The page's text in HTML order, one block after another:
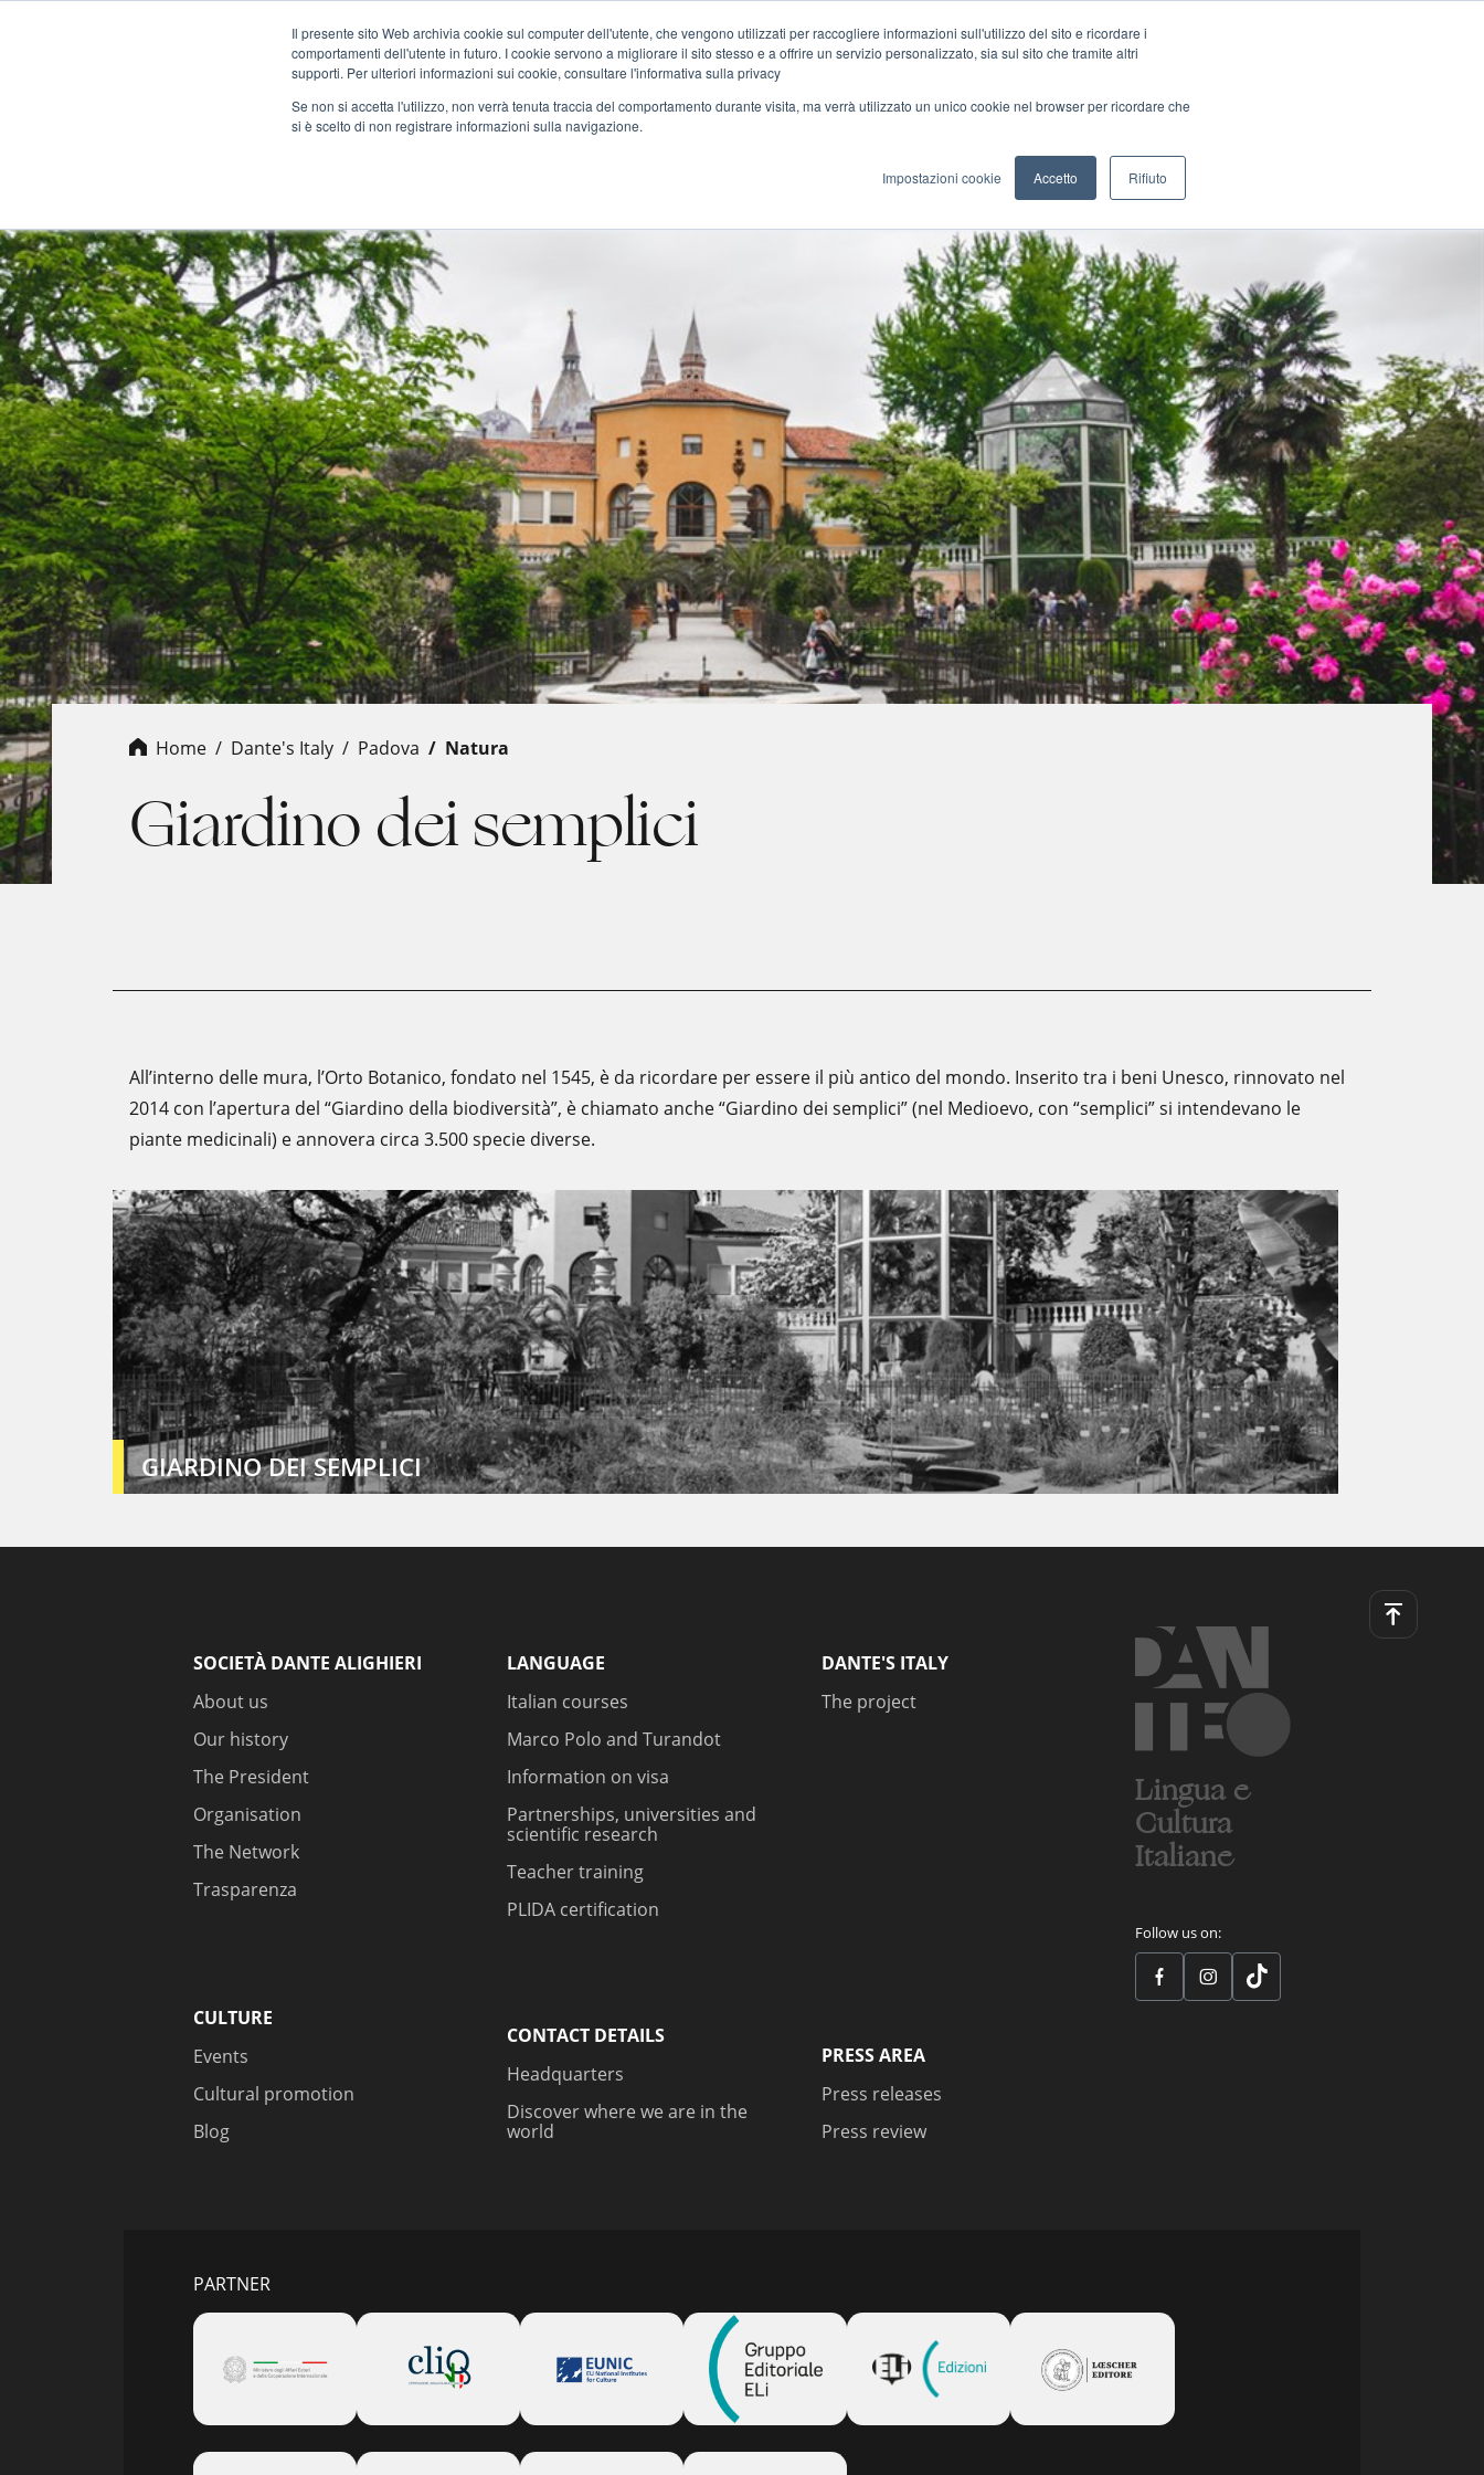
Il presente sito Web archivia cookie sul computer dell'utente, che vengono utilizzati per raccogliere informazioni sull'utilizzo del sito e ricordare i
comportamenti dell'utente in futuro. I cookie servono a migliorare il sito stesso e a offrire un servizio personalizzato, sia sul sito che tramite altri
supporti. Per ulteriori informazioni sui cookie, consultare l'informativa sulla privacy
Se non si accetta l'utilizzo, non verrà tenuta traccia del comportamento durante visita, ma verrà utilizzato un unico cookie nel browser per ricordare che
si è scelto di non registrare informazioni sulla navigazione.
Impostazioni cookie Accetto Rifiuto
MENU Courses Teachers Certification Culture Events Blog Pillole
Home Dante's Italy padova natura
Giardino dei semplici
All’interno delle mura, l’Orto Botanico, fondato nel 1545, è da ricordare per essere il più antico del mondo. Inserito tra i beni Unesco, rinnovato nel
2014 con l’apertura del “Giardino della biodiversità”, è chiamato anche “Giardino dei semplici” (nel Medioevo, con “semplici” si intendevano le
piante medicinali) e annovera circa 3.500 specie diverse.
GIARDINO DEI SEMPLICI
SOCIETÀ DANTE ALIGHIERI
About us
Our history
The President
Organisation
The Network
Trasparenza
LANGUAGE
Italian courses
Marco Polo and Turandot
Information on visa
Partnerships, universities and
scientific research
Teacher training
PLIDA certification
DANTE'S ITALY
The project
CULTURE
Events
Cultural promotion
Blog
CONTACT DETAILS
Headquarters
Discover where we are in the
world
PRESS AREA
Press releases
Press review
Lingua e
Cultura
Italiane
Follow us on:
PARTNER